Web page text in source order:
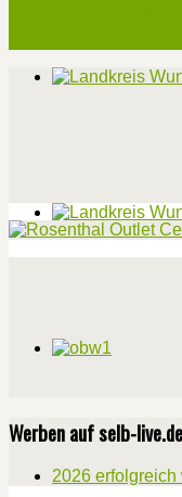
Werben auf selb-live.de
2026